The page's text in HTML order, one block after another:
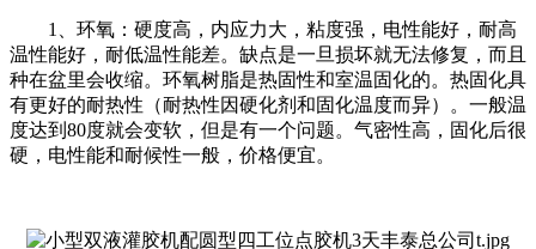
1、环氧：硬度高，内应力大，粘度强，电性能好，耐高
温性能好，耐低温性能差。缺点是一旦损坏就无法修复，而且
种在盆里会收缩。环氧树脂是热固性和室温固化的。热固化具
有更好的耐热性（耐热性因硬化剂和固化温度而异）。一般温
度达到80度就会变软，但是有一个问题。气密性高，固化后很
硬，电性能和耐候性一般，价格便宜。